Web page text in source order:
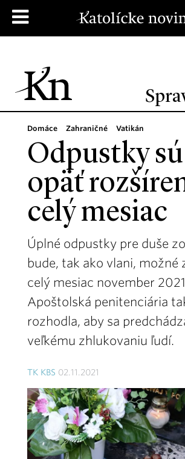
Domáce Zahraničné Vatikán
Odpustky sú
opäť
celý mesiac
Úplné odpustky pre duše
bude, tak ako vlani, možné
celý mesiac november
Apoštolská penitenciária
rozhodla, aby sa
veľkému zhlukovaniu ľudí.
TK KBS 02.11.2021